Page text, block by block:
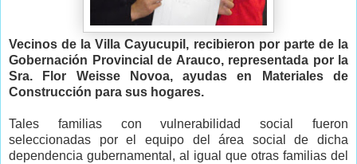
Vecinos de la Villa Cayucupil, recibieron por parte de la
Gobernación Provincial de Arauco, representada por la
Sra. Flor Weisse Novoa, ayudas en Materiales de
Construcción para sus hogares.
Tales familias con vulnerabilidad social fueron
seleccionadas por el equipo del área social de dicha
dependencia gubernamental, al igual que otras familias del